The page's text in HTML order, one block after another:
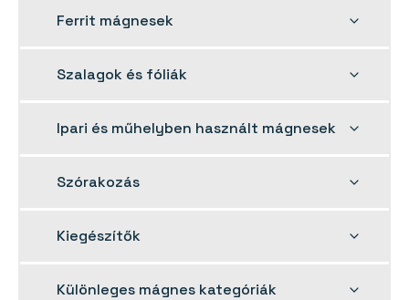
Ferrit mágnesek
Toggle
Szalagok és fóliák
Toggle
Ipari és műhelyben használt mágnesek
Toggle
Szórakozás
Toggle
Kiegészítők
Toggle
Különleges mágnes kategóriák
Toggle